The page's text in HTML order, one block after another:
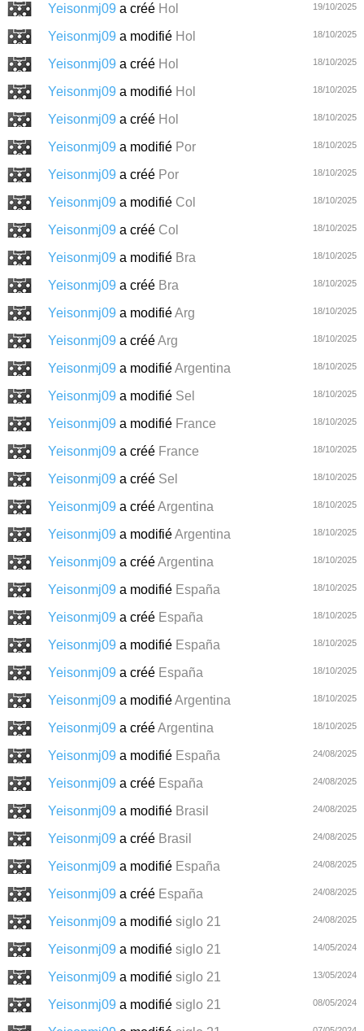
Yeisonmj09 a créé Hol 19/10/2025
Yeisonmj09 a modifié Hol 18/10/2025
Yeisonmj09 a créé Hol 18/10/2025
Yeisonmj09 a modifié Hol 18/10/2025
Yeisonmj09 a créé Hol 18/10/2025
Yeisonmj09 a modifié Por 18/10/2025
Yeisonmj09 a créé Por 18/10/2025
Yeisonmj09 a modifié Col 18/10/2025
Yeisonmj09 a créé Col 18/10/2025
Yeisonmj09 a modifié Bra 18/10/2025
Yeisonmj09 a créé Bra 18/10/2025
Yeisonmj09 a modifiéArg 18/10/2025
Yeisonmj09 a crééArg 18/10/2025
Yeisonmj09 a modifiéArgentina 18/10/2025
Yeisonmj09 a modifié Sel 18/10/2025
Yeisonmj09 a modifié France 18/10/2025
Yeisonmj09 a créé France 18/10/2025
Yeisonmj09 a créé Sel 18/10/2025
Yeisonmj09 a crééArgentina 18/10/2025
Yeisonmj09 a modifiéArgentina 18/10/2025
Yeisonmj09 a crééArgentina 18/10/2025
Yeisonmj09 a modifié España 18/10/2025
Yeisonmj09 a créé España 18/10/2025
Yeisonmj09 a modifié España 18/10/2025
Yeisonmj09 a créé España 18/10/2025
Yeisonmj09 a modifiéArgentina 18/10/2025
Yeisonmj09 a crééArgentina 18/10/2025
Yeisonmj09 a modifié España 24/08/2025
Yeisonmj09 a créé España 24/08/2025
Yeisonmj09 a modifié Brasil 24/08/2025
Yeisonmj09 a créé Brasil 24/08/2025
Yeisonmj09 a modifié España 24/08/2025
Yeisonmj09 a créé España 24/08/2025
Yeisonmj09 a modifié siglo 21 24/08/2025
Yeisonmj09 a modifié siglo 21 14/05/2024
Yeisonmj09 a modifié siglo 21 13/05/2024
Yeisonmj09 a modifié siglo 21 08/05/2024